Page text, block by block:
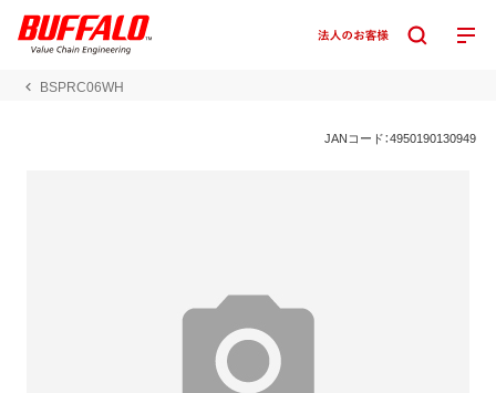
BSPRC06WH
JANコード：4950190130949